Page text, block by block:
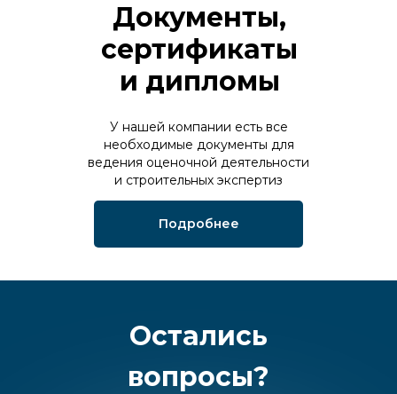
Документы,
сертификаты
и дипломы
У нашей компании есть все
необходимые документы для
ведения оценочной деятельности
и строительных экспертиз
Подробнее
Остались
вопросы?